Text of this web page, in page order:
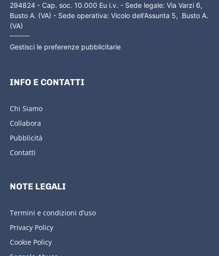
294824 - Cap. soc. 10.000 Eu i.v. - Sede legale: Via Varzi 6,
Busto A. (VA) - Sede operativa: Vicolo dell'Assunta 5, Busto A.
(VA)
Gestisci le preferenze pubblicitarie
INFO E CONTATTI
Chi Siamo
Collabora
Pubblicità
Contatti
NOTE LEGALI
Termini e condizioni d’uso
Privacy Policy
Cookie Policy